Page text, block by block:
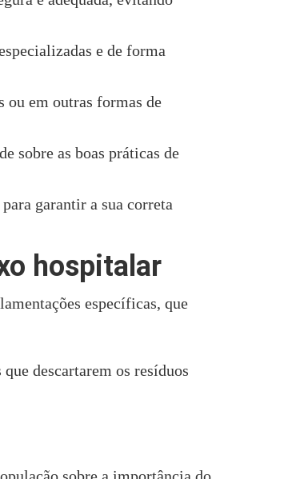
e de forma
em outras formas de
sobre as boas práticas de
garantir a sua correta
hospitalar
específicas, que
descartarem os resíduos